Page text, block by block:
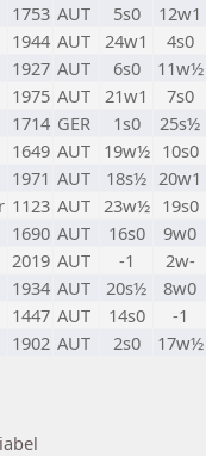
1753 AUT 5s0
12w1
1944 AUT 24w1
4s0
1927 AUT 6s0
11w½
1975 AUT 21w1
7s0
1714 GER 1s0
25s½
1649 AUT 19w½ 10s0
1971 AUT 18s½ 20w1
1123 AUT 23w½ 19s0
1690 AUT 16s0
9w0
2019 AUT -1
2w-
1934 AUT 20s½
8w0
1447 AUT 14s0
-1
1902 AUT 2s0
17w½